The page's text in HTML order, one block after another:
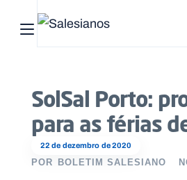
Abrir menu principal
22 de dezembro de 2020
SolSal Porto:
para as férias
POR BOLETIM SALESIANO
Início
Quem
somos